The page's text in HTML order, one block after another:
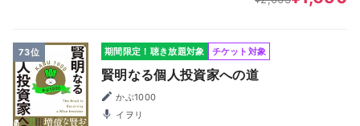
73位 期間限定！聴き放題対象 チケット対象
賢明なる個人投資家への道
かぶ1000
イヲリ